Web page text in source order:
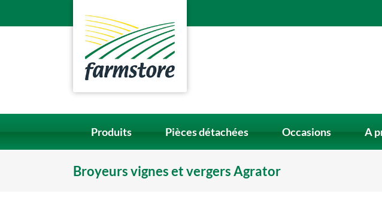
Produits Pièces détachées Occasions A
Broyeurs vignes et vergers Agrator